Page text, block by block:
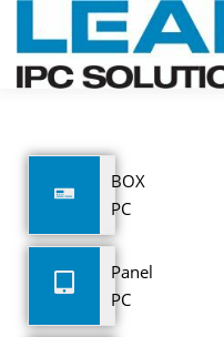
BOX
PC
Panel
PC